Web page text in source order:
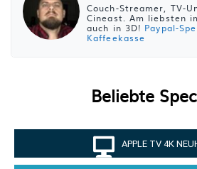
Couch-Streamer, TV-
Cineast. Am liebsten
auch in 3D! Paypal-
Kaffeekasse
Beliebte
APPLE TV 4K